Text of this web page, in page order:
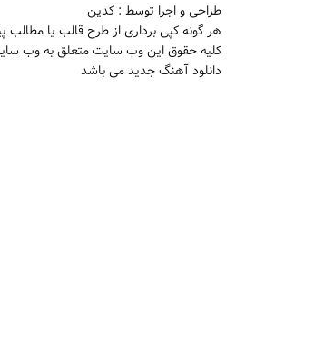
طراحی و اجرا توسط : کدین
هر گونه کپی برداری از طرح قالب یا مطالب
کلیه حقوق این وب سایت متعلق به وب
دانلود آهنگ جدید می باشد